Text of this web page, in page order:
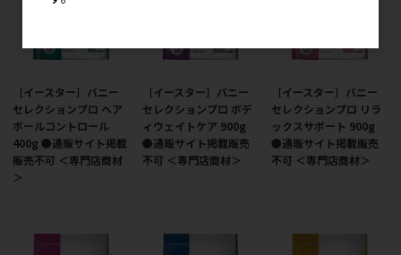
［イースター］バニー
セレクションプロ ヘア
ボールコントロール
400g ●通販サイト掲載
販売不可 ＜専門店商材
＞
［イースター］バニー
セレクションプロ ボデ
ィウェイトケア 900g
●通販サイト掲載販売
不可 ＜専門店商材＞
［イースター］バニー
セレクションプロ リラ
ックスサポート 900g
●通販サイト掲載販売
不可 ＜専門店商材＞